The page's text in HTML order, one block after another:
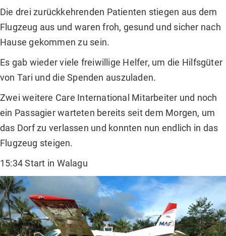
Die drei zurückkehrenden Patienten stiegen aus dem
Flugzeug aus und waren froh, gesund und sicher nach
Hause gekommen zu sein.
Es gab wieder viele freiwillige Helfer, um die Hilfsgüter
von Tari und die Spenden auszuladen.
Zwei weitere Care International Mitarbeiter und noch
ein Passagier warteten bereits seit dem Morgen, um
das Dorf zu verlassen und konnten nun endlich in das
Flugzeug steigen.
15:34 Start in Walagu